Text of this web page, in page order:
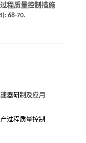
程质量控制措施
68-70.